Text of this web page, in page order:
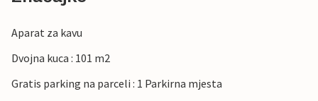
Aparat za kavu
Dvojna kuca : 101 m2
Gratis parking na parceli : 1 Parkirna mjesta